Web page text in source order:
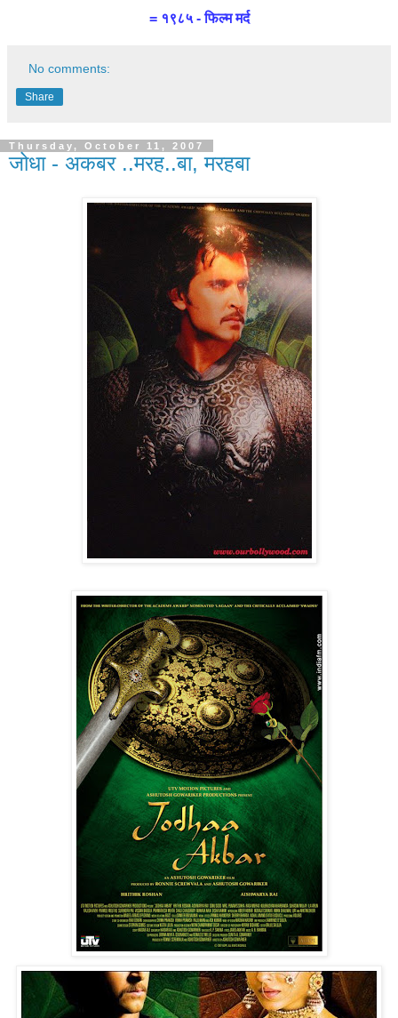
= १९८५ - फिल्म मर्द
No comments:
Share
Thursday, October 11, 2007
जोधा - अकबर ..मरह..बा, मरहबा